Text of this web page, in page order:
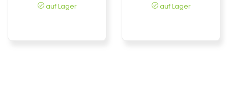
auf Lager auf Lager